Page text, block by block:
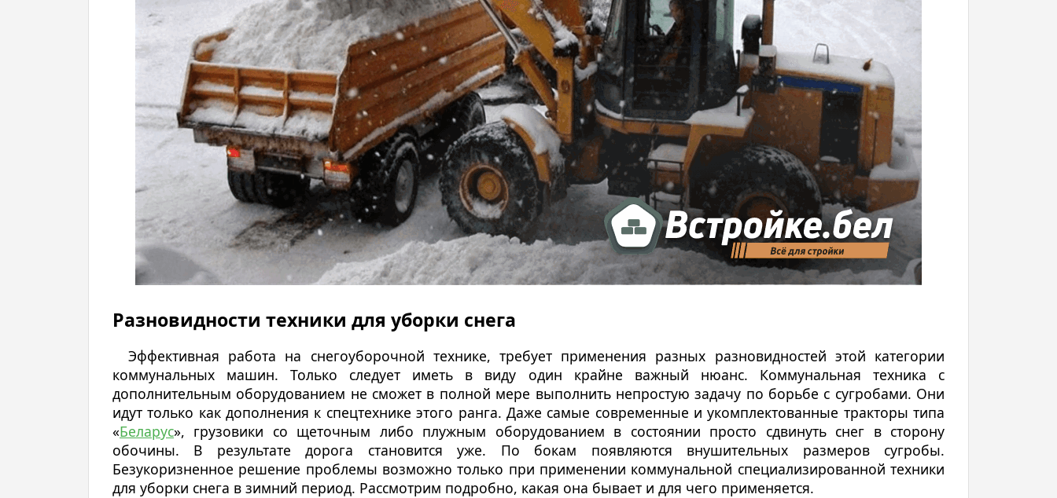
Разновидности техники для уборки снега
Эффективная работа на снегоуборочной технике, требует применения разных разновидностей этой категории
коммунальных машин. Только следует иметь в виду один крайне важный нюанс. Коммунальная техника с
дополнительным оборудованием не сможет в полной мере выполнить непростую задачу по борьбе с сугробами. Они
идут только как дополнения к спецтехнике этого ранга. Даже самые современные и укомплектованные тракторы типа
«Беларус», грузовики со щеточным либо плужным оборудованием в состоянии просто сдвинуть снег в сторону
обочины. В результате дорога становится уже. По бокам появляются внушительных размеров сугробы.
Безукоризненное решение проблемы возможно только при применении коммунальной специализированной техники
для уборки снега в зимний период. Рассмотрим подробно, какая она бывает и для чего применяется.